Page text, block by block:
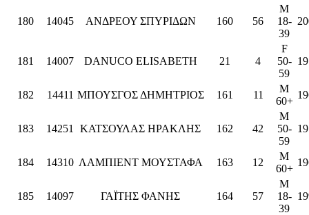
180 14045 ΑΝΔΡΕΟΥ ΣΠΥΡΙΔΩΝ 160 56
M
18-
39
181 14007 DANUCO ELISABETH 21 4
F
50-
59
182 14411 ΜΠΟΥΣΓΟΣ ΔΗΜΗΤΡΙΟΣ 161 11
M
60+
183 14251 ΚΑΤΣΟΥΛΑΣ ΗΡΑΚΛΗΣ 162 42
M
50-
59
184 14310 ΛΑΜΠΙΕΝΤ ΜΟΥΣΤΑΦΑ 163 12
M
60+
185 14097 ΓΑΪΤΗΣ ΦΑΝΗΣ 164 57
M
18-
39